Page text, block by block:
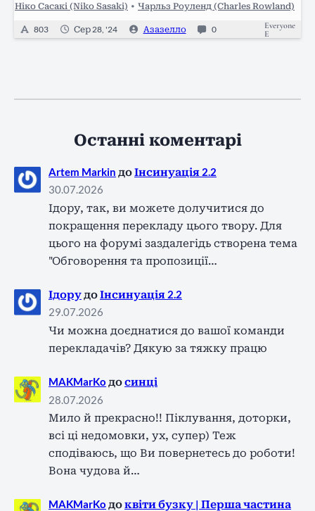
Ніко Сасакі (Niko Sasaki) • Чарльз Роуленд (Charles Rowland)
803 Сер 28, '24 Азазелло 0
Everyone
E
Останні коментарі
Artem Markin доІнсинуація 2.2
30.07.2026
Ідору, так, ви можете долучитися до
покращення перекладу цього твору. Для
цього на форумі заздалегідь створена тема
"Обговорення та пропозиції…
Ідору доІнсинуація 2.2
29.07.2026
Чи можна доєднатися до вашої команди
перекладачів? Дякую за тяжку працю
MAKMarKo досинці
28.07.2026
Мило й прекрасно!! Піклування, доторки,
всі ці недомовки, ух, супер) Теж
сподіваюсь, що Ви повернетесь до роботи!
Вона чудова й…
MAKMarKo доквіти бузку | Перша частина